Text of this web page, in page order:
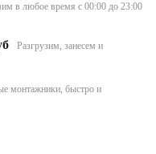
в любое время с 00:00 до 23:00
Разгрузим, занесем и
монтажники, быстро и